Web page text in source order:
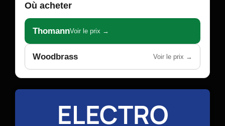
Où acheter
ThomannVoir le prix →
Woodbrass Voir le prix →
ELECTRO